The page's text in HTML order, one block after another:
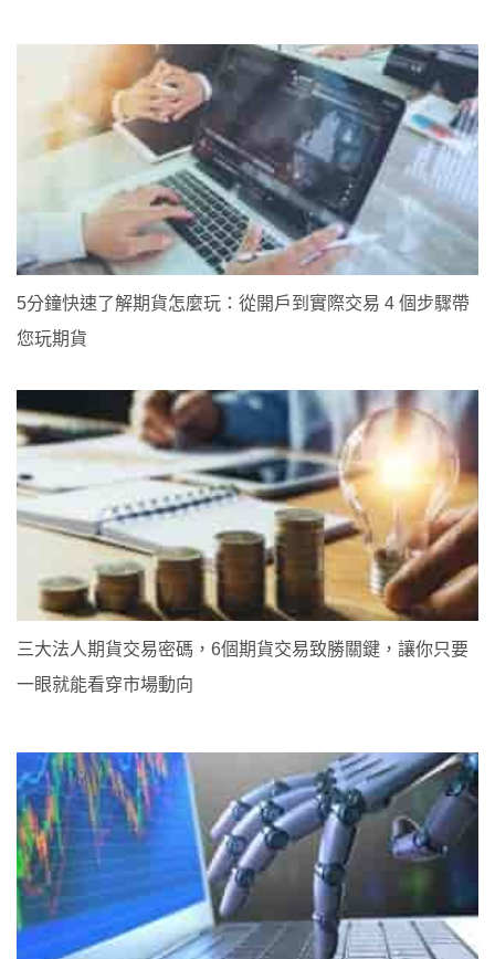
5分鐘快速了解期貨怎麼玩：從開戶到實際交易 4 個步驟帶
您玩期貨
三大法人期貨交易密碼，6個期貨交易致勝關鍵，讓你只要
一眼就能看穿市場動向